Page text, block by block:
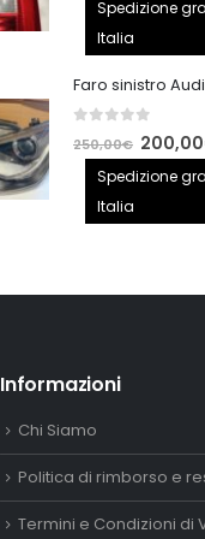
140,00€.
Spedizione
Italia
out of 5
250,00€ Il
prezzo
200,00
Spedizione
Italia
Informazioni
Chi Siamo
Politica di rimborso e
Termini e Condizioni di